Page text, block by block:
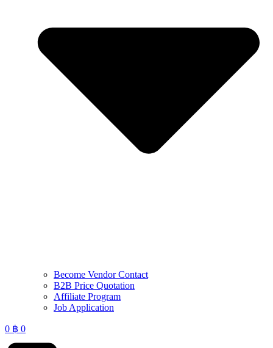
Become Vendor Contact
B2B Price Quotation
Affiliate Program
Job Application
0 ฿ 0